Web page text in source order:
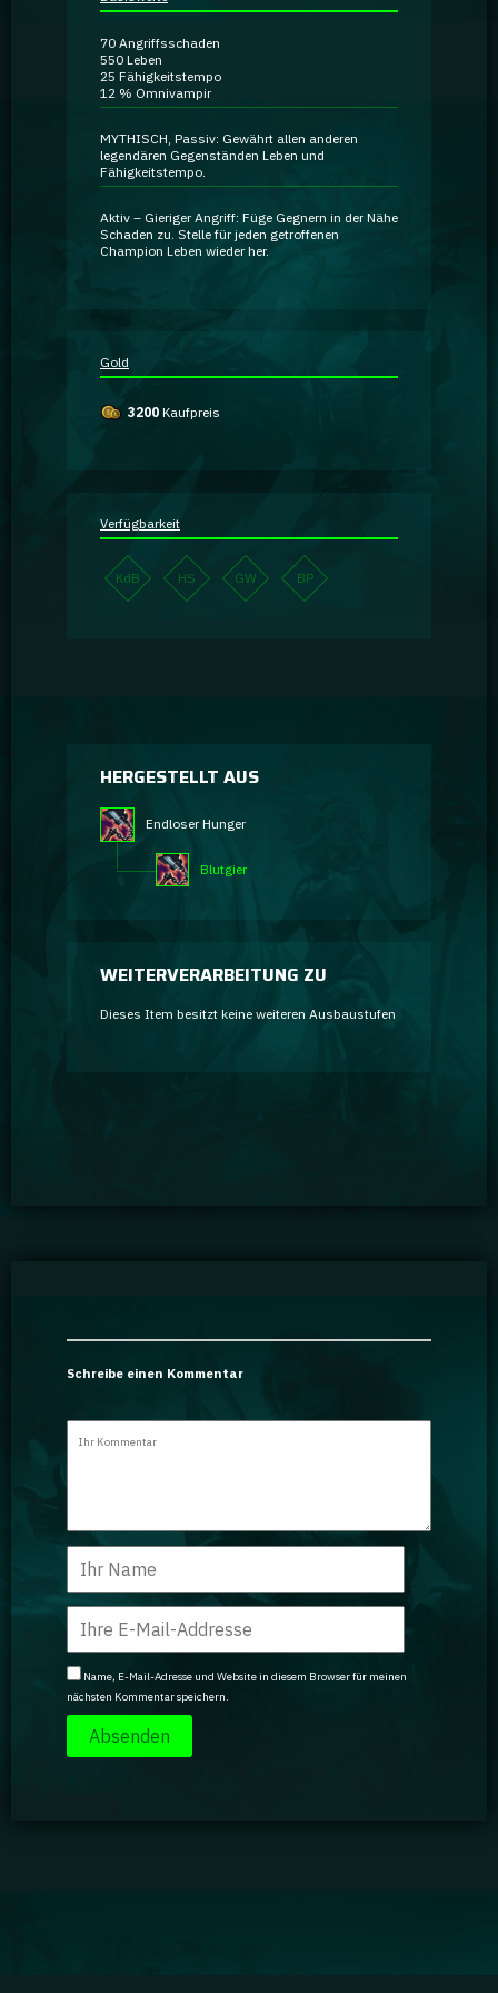
GA Coachie Chat
70 Angriffsschaden
550 Leben
25 Fähigkeitstempo
12 % Omnivampir
MYTHISCH, Passiv: Gewährt allen anderen
legendären Gegenständen Leben und
Fähigkeitstempo.
Aktiv – Gieriger Angriff: Füge Gegnern in der Nähe
Schaden zu. Stelle für jeden getroffenen
Champion Leben wieder her.
Gold
3200 Kaufpreis
Verfügbarkeit
KdB HS GW BP
HERGESTELLT AUS
Endloser Hunger
Blutgier
WEITERVERARBEITUNG ZU
Dieses Item besitzt keine weiteren Ausbaustufen
Schreibe einen Kommentar
Name, E-Mail-Adresse und Website in diesem Browser für meinen
nächsten Kommentar speichern.